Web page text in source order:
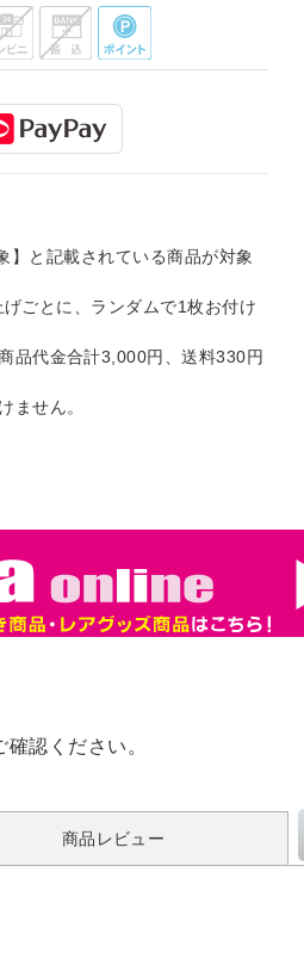
と記載されている商品が対象
ごとに、ランダムで1枚お付け
品代金合計3,000円、送料330円
ません。
認ください。
商品レビュー